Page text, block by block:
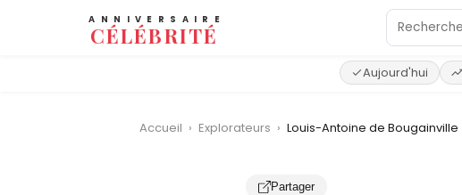
ANNIVERSAIRE
CÉLÉBRITÉ
Aujourd'hui
Accueil › Explorateurs › Louis-Antoine de Bougainville
Partager